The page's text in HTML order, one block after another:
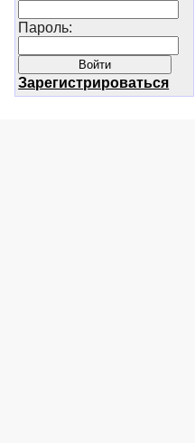
Пароль:
Зарегистрироваться